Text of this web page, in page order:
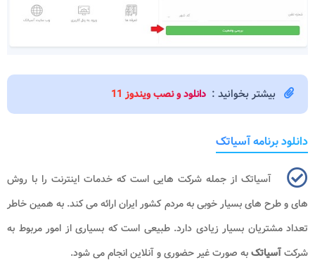
بیشتر بخوانید : دانلود و نصب ویندوز 11
دانلود برنامه آسیاتک
آسیاتک از جمله شرکت هایی است که خدمات اینترنت را با روش
های و طرح های بسیار خوبی به مردم کشور ایران ارائه می کند. به همین خاطر
تعداد مشتریان بسیار زیادی دارد. طبیعی است که بسیاری از امور مربوط به
شرکتآسیاتکبه صورت غیر حضوری و آنلاین انجام می شود.